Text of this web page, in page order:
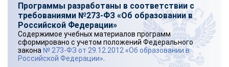
Программы разработаны в соответствии с
требованиями №273-ФЗ «Об образовании в
Российской Федерации»
Содержимое учебных материалов программ
сформировано с учетом положений Федерального
закона № 273-ФЗ от 29.12.2012 «Об образовании в
Российской Федерации»
Telegram WhatsApp
Vkontakte EMail
Max